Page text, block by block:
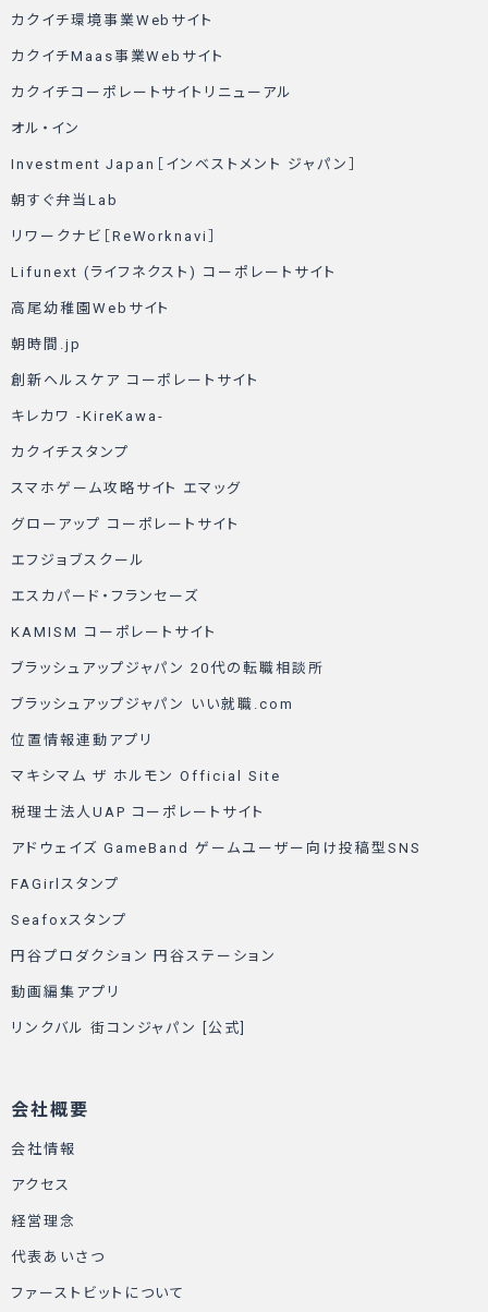
カクイチ環境事業Webサイト
カクイチMaas事業Webサイト
カクイチコーポレートサイトリニューアル
オル・イン
Investment Japan［インベストメント ジャパン］
朝すぐ弁当Lab
リワークナビ［ReWorknavi］
Lifunext (ライフネクスト) コーポレートサイト
高尾幼稚園Webサイト
朝時間.jp
創新ヘルスケア コーポレートサイト
キレカワ -KireKawa-
カクイチスタンプ
スマホゲーム攻略サイト エマッグ
グローアップ コーポレートサイト
エフジョブスクール
エスカパード・フランセーズ
KAMISM コーポレートサイト
ブラッシュアップジャパン 20代の転職相談所
ブラッシュアップジャパン いい就職.com
位置情報連動アプリ
マキシマム ザ ホルモン Official Site
税理士法人UAP コーポレートサイト
アドウェイズ GameBand ゲームユーザー向け投稿型SNS
FAGirlスタンプ
Seafoxスタンプ
円谷プロダクション 円谷ステーション
動画編集アプリ
リンクバル 街コンジャパン [公式]
会社概要
会社情報
アクセス
経営理念
代表あいさつ
ファーストビットについて